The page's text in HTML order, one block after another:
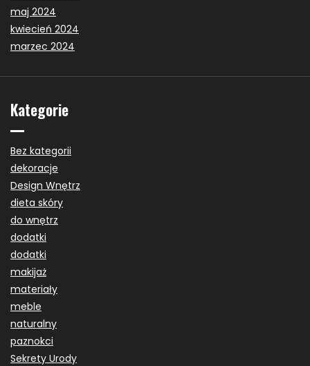
maj 2024
kwiecień 2024
marzec 2024
Kategorie
Bez kategorii
dekoracje
Design Wnętrz
dieta skóry
do wnętrz
dodatki
dodatki
makijaż
materiały
meble
naturalny
paznokci
Sekrety Urody